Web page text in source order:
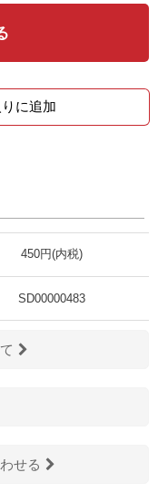
に追加
450円(内税)
SD00000483
せる